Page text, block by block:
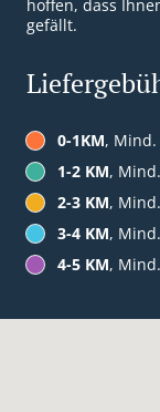
hoffen, dass
gefällt.
0-1KM, Mind.
1-2 KM,
2-3 KM,
3-4 KM,
4-5 KM,